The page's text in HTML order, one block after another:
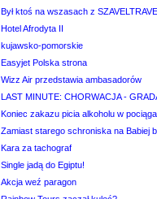
Był ktoś na wszasach z
Hotel Afrodyta II
kujawsko-pomorskie
Easyjet Polska strona
Wizz Air przedstawia ambasadorów
LAST MINUTE: CHORWACJA -
Koniec zakazu picia alkoholu w
Zamiast starego schroniska na Babiej
Kara za tachograf
Single jadą do Egiptu!
Akcja weź paragon